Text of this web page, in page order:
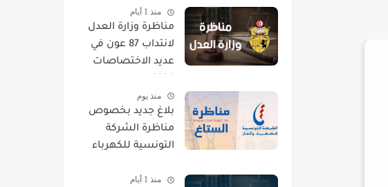
2026
منذ 1 أيام
مناظرة وزارة العدل
لانتداب 87 عون في
عديد الاختصاصات
منذ يوم
بلاغ جديد بخصوص
مناظرة الشركة
التونسية للكهرباء
إطارات
منذ 1 أيام